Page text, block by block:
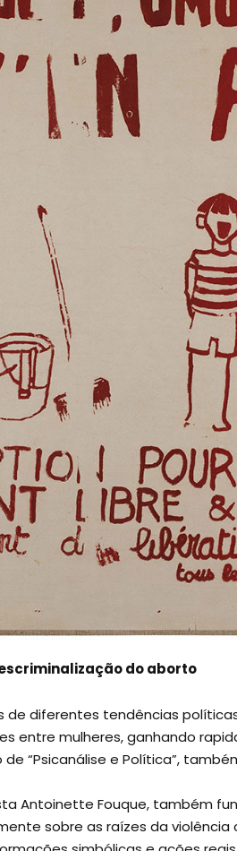
do aborto
de diferentes tendências
entre mulheres, ganhando
“Psicanálise e Política”,
Antoinette Fouque, também
sobre as raízes da